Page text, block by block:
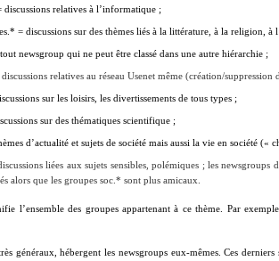
relatives à l’informatique ;
= discussions sur des thèmes liés à la littérature, à la religion, à
newsgroup qui ne peut être classé dans une autre hiérarchie ;
relatives au réseau Usenet même (création/suppression
sur les loisirs, les divertissements de tous types ;
sur des thématiques scientifique ;
d’actualité et sujets de société mais aussi la vie en société («
liées aux sujets sensibles, polémiques ; les newsgroups
alors que les groupes soc.* sont plus amicaux.
l’ensemble des groupes appartenant à ce thème. Par
généraux, hébergent les newsgroups eux-mêmes. Ces